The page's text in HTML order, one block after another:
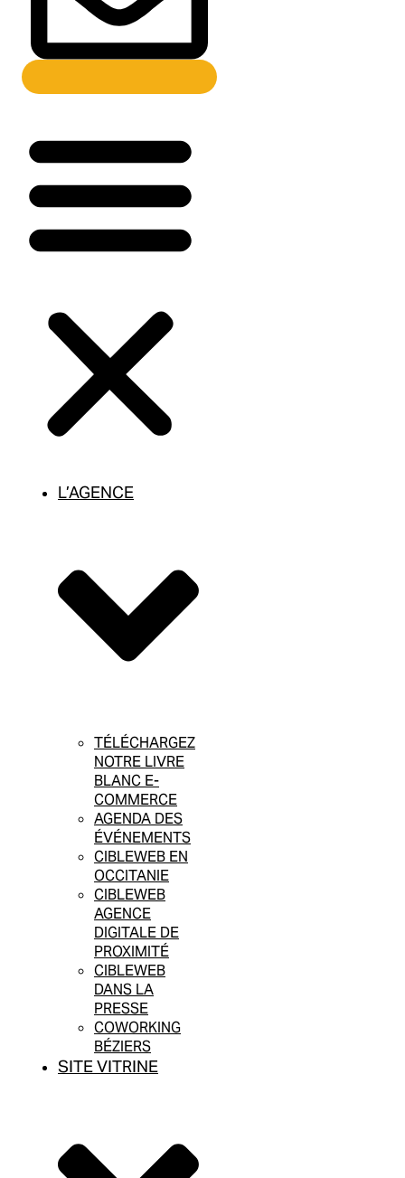
L’AGENCE
TÉLÉCHARGEZ
NOTRE LIVRE
BLANC E-
COMMERCE
AGENDA DES
ÉVÉNEMENTS
CIBLEWEB EN
OCCITANIE
CIBLEWEB
AGENCE
DIGITALE DE
PROXIMITÉ
CIBLEWEB
DANS LA
PRESSE
COWORKING
BÉZIERS
SITE VITRINE